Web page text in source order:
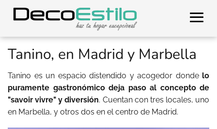
Tanino, en Madrid y Marbella
Tanino es un espacio distendido y acogedor donde lo
puramente gastronómico deja paso al concepto de
"savoir vivre" y diversión. Cuentan con tres locales, uno
en Marbella, y otros dos en el centro de Madrid.